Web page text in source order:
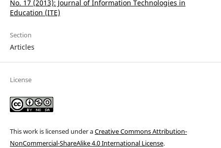
No. 17 (2013): Journal of Information Technologies in
Education (ITE)
Section
Articles
License
This work is licensed under aCreative Commons Attribution-
NonCommercial-ShareAlike 4.0 International License.